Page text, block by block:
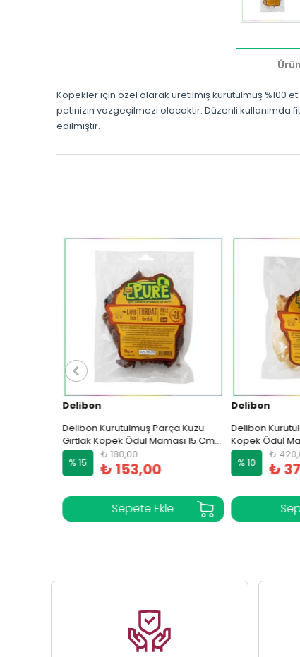
Köpekler için özel olarak üretilmiş kurutulmuş %100 et
petinizin vazgeçilmezi olacaktır. Düzenli kullanımda
edilmiştir.
Delibon
Delibon Kurutulmuş Parça Kuzu
Gırtlak Köpek Ödül Maması 15 Cm
100 Gram
% 15
₺ 180,00
₺ 153,00
Delibon
Delibon
Köpek Ödül
% 10
₺
₺